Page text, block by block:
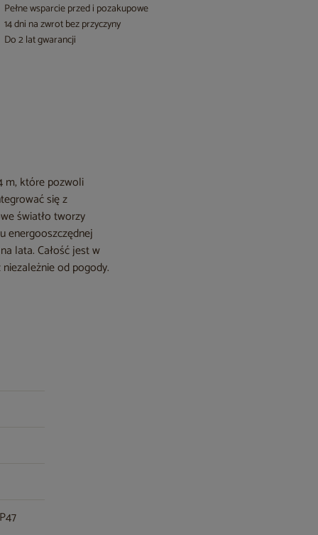
Pełne wsparcie przed i pozakupowe
14 dni na zwrot bez przyczyny
Do 2 lat gwarancji
m, które pozwoli
się z
światło tworzy
energooszczędnej
lata. Całość jest w
od pogody.